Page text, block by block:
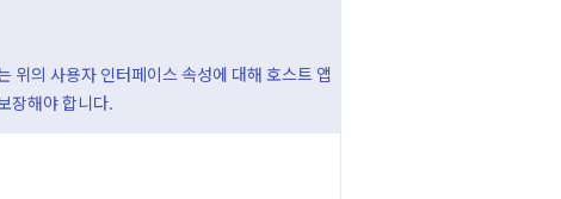
위의 사용자 인터페이스 속성에 대해 호스트 앱
장해야 합니다.